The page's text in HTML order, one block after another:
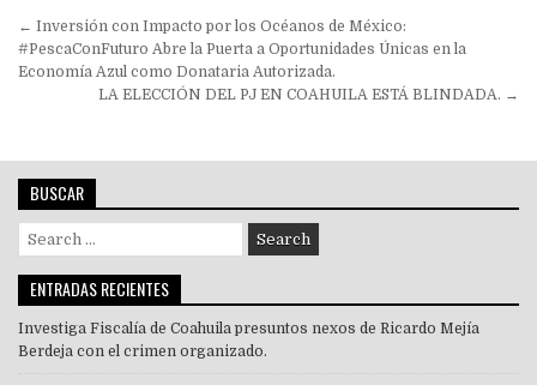
Navegación
de
entradas
← Inversión con Impacto por los Océanos de México:
#PescaConFuturo Abre la Puerta a Oportunidades Únicas en la
Economía Azul como Donataria Autorizada.
LA ELECCIÓN DEL PJ EN COAHUILA ESTÁ BLINDADA. →
BUSCAR
Search
for:
ENTRADAS RECIENTES
Investiga Fiscalía de Coahuila presuntos nexos de Ricardo Mejía
Berdeja con el crimen organizado.